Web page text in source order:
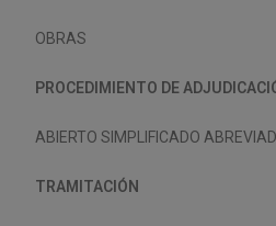
OBRAS
PROCEDIMIENTO DE
ABIERTO SIMPLIFICADO
TRAMITACIÓN